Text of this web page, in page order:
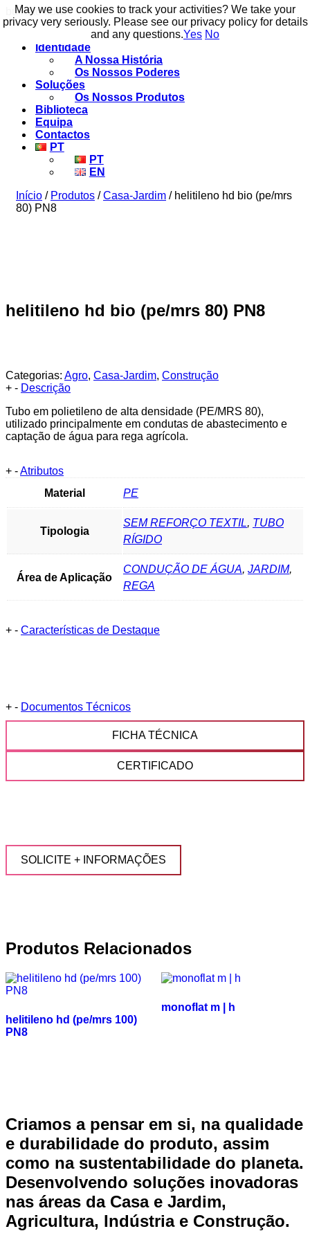
build to flow.
Identidade
A Nossa História
Os Nossos Poderes
Soluções
Os Nossos Produtos
Biblioteca
Equipa
Contactos
PT
PT
EN
Início / Produtos /Casa-Jardim / helitileno hd bio (pe/mrs
80) PN8
helitileno hd bio (pe/mrs 80) PN8
Categorias: Agro, Casa-Jardim, Construção
+ - Descrição
Tubo em polietileno de alta densidade (PE/MRS 80),
utilizado principalmente em condutas de abastecimento e
captação de água para rega agrícola.
+ -Atributos
Material
PE
Tipologia
SEM REFORÇO TEXTIL, TUBO
RÍGIDO
Área de Aplicação
CONDUÇÃO DE ÁGUA, JARDIM,
REGA
+ - Características de Destaque
+ - Documentos Técnicos
FICHA TÉCNICA
CERTIFICADO
SOLICITE + INFORMAÇÕES
Produtos Relacionados
helitileno hd (pe/mrs 100)
PN8
monoflat m | h
Criamos a pensar em si, na qualidade
e durabilidade do produto, assim
como na sustentabilidade do planeta.
Desenvolvendo soluções inovadoras
nas áreas da Casa e Jardim,
Agricultura, Indústria e Construção.
May we use cookies to track your activities? We take your
privacy very seriously. Please see our privacy policy for details
and any questions.Yes No
May we use cookies to track your activities? We take your
privacy very seriously. Please see our privacy policy for details
and any questions.Yes No